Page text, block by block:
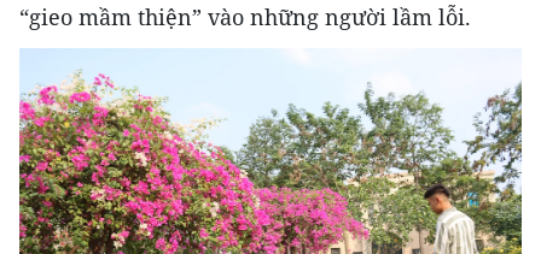
“gieo mầm thiện” vào những người lầm lỗi.